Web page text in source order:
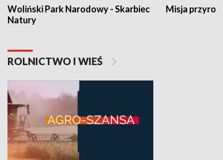
Woliński Park Narodowy - Skarbiec
Natury
Misja
ROLNICTWO I WIEŚ